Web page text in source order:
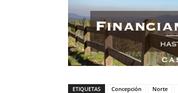
ETIQUETAS Concepción Norte